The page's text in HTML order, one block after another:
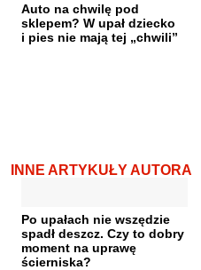
Auto na chwilę pod
sklepem? W upał dziecko
i pies nie mają tej „chwili”
INNE ARTYKUŁY AUTORA
Po upałach nie wszędzie
spadł deszcz. Czy to dobry
moment na uprawę
ścierniska?